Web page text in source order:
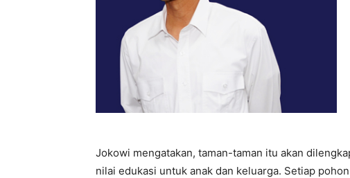
Jokowi mengatakan, taman-taman itu akan
nilai edukasi untuk anak dan keluarga. Setiap